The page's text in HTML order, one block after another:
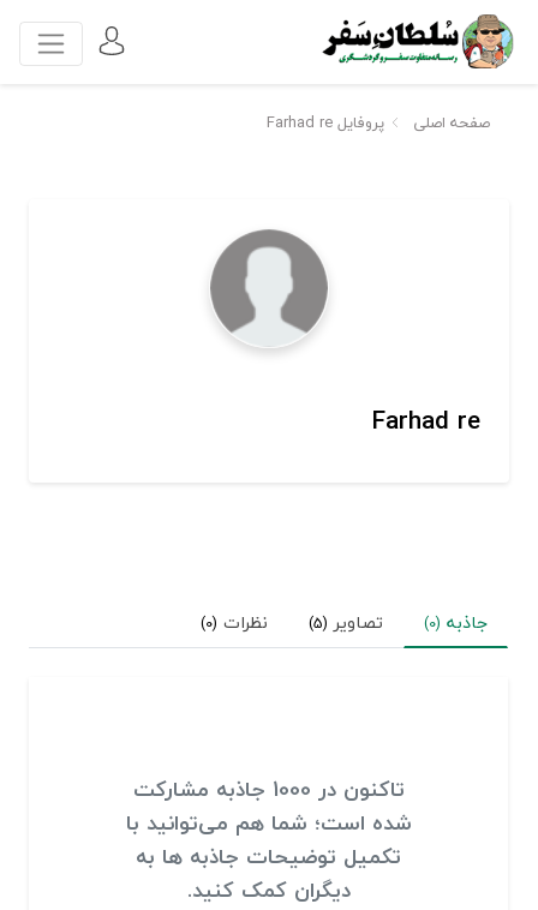
صفحه اصلی پروفایل Farhad re
Farhad re
جاذبه (0) تصاویر (5) نظرات (0)
تاکنون در 1000 جاذبه مشارکت
شده است؛ شما هم می‌توانید با
تکمیل توضیحات جاذبه ها به
دیگران کمک کنید.